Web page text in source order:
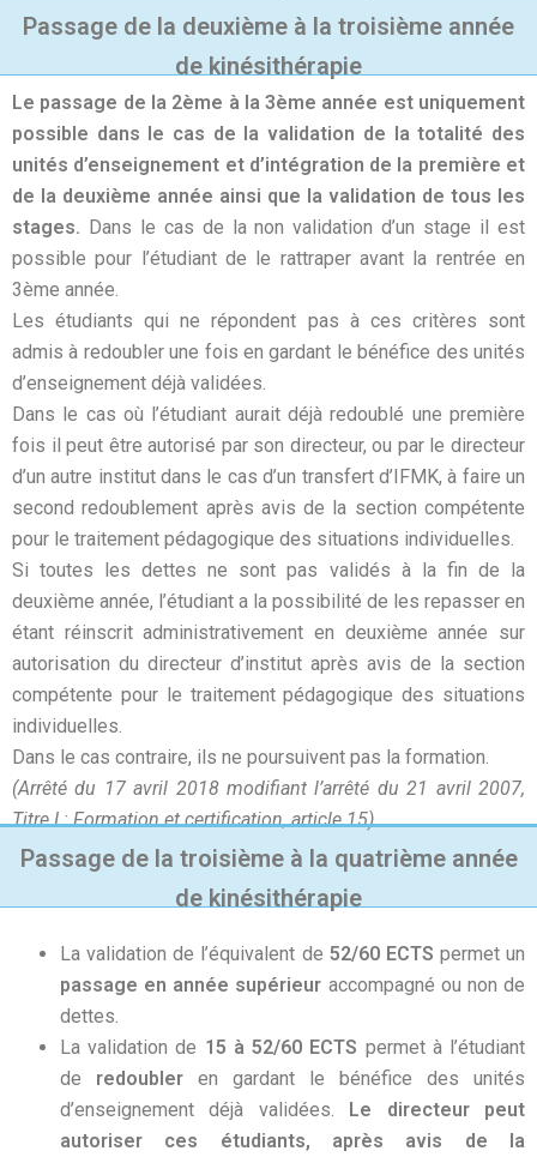
Passage de la deuxième à la troisième année
de kinésithérapie
Le passage de la 2ème à la 3ème année est uniquement
possible dans le cas de la validation de la totalité des
unités d’enseignement et d’intégration de la première et
de la deuxième année ainsi que la validation de tous les
stages. Dans le cas de la non validation d’un stage il est
possible pour l’étudiant de le rattraper avant la rentrée en
3ème année.
Les étudiants qui ne répondent pas à ces critères sont
admis à redoubler une fois en gardant le bénéfice des unités
d’enseignement déjà validées.
Dans le cas où l’étudiant aurait déjà redoublé une première
fois il peut être autorisé par son directeur, ou par le directeur
d’un autre institut dans le cas d’un transfert d’IFMK, à faire un
second redoublement après avis de la section compétente
pour le traitement pédagogique des situations individuelles.
Si toutes les dettes ne sont pas validés à la fin de la
deuxième année, l’étudiant a la possibilité de les repasser en
étant réinscrit administrativement en deuxième année sur
autorisation du directeur d’institut après avis de la section
compétente pour le traitement pédagogique des situations
individuelles.
Dans le cas contraire, ils ne poursuivent pas la formation.
(Arrêté du 17 avril 2018 modifiant l’arrêté du 21 avril 2007,
Titre I : Formation et certification, article 15)
Passage de la troisième à la quatrième année
de kinésithérapie
La validation de l’équivalent de 52/60 ECTS permet un
passage en année supérieur accompagné ou non de
dettes.
La validation de 15 à 52/60 ECTS permet à l’étudiant
de redoubler en gardant le bénéfice des unités
d’enseignement déjà validées. Le directeur peut
autoriser ces étudiants, après avis de la